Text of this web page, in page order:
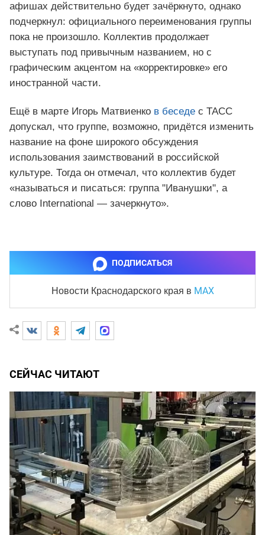
афишах действительно будет зачёркнуто, однако
подчеркнул: официального переименования группы
пока не произошло. Коллектив продолжает
выступать под привычным названием, но с
графическим акцентом на «корректировке» его
иностранной части.
Ещё в марте Игорь Матвиенко в беседе с ТАСС
допускал, что группе, возможно, придётся изменить
название на фоне широкого обсуждения
использования заимствований в российской
культуре. Тогда он отмечал, что коллектив будет
«называться и писаться: группа "Иванушки", а
слово International — зачеркнуто».
ПОДПИСАТЬСЯ
Новости Краснодарского края в MAX
СЕЙЧАС ЧИТАЮТ